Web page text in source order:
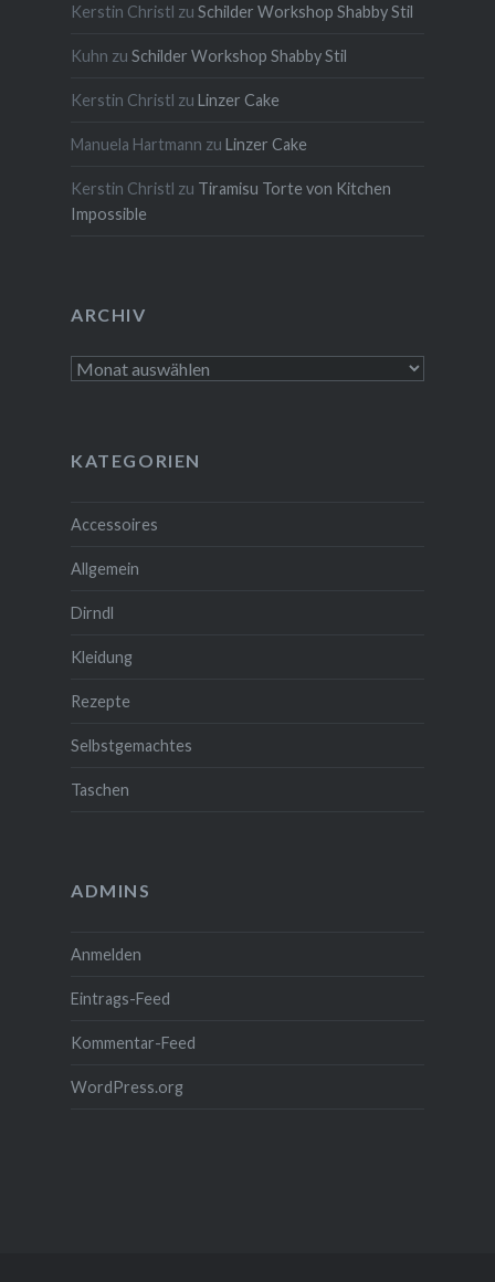
Kerstin Christl zu Schilder Workshop Shabby Stil
Kuhn zu Schilder Workshop Shabby Stil
Kerstin Christl zu Linzer Cake
Manuela Hartmann zu Linzer Cake
Kerstin Christl zu Tiramisu Torte von Kitchen
Impossible
ARCHIV
Archiv
KATEGORIEN
Accessoires
Allgemein
Dirndl
Kleidung
Rezepte
Selbstgemachtes
Taschen
ADMINS
Anmelden
Eintrags-Feed
Kommentar-Feed
WordPress.org